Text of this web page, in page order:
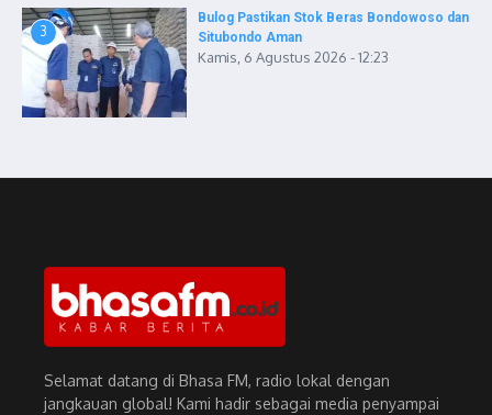
3
Bulog Pastikan Stok Beras Bondowoso dan
Situbondo Aman
Kamis, 6 Agustus 2026 - 12:23
Selamat datang di Bhasa FM, radio lokal dengan
jangkauan global! Kami hadir sebagai media penyampai